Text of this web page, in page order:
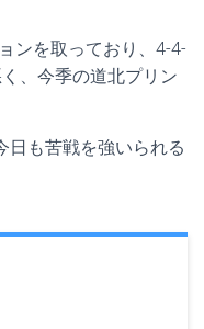
ンを取っており、4-4-
、今季の道北プリン
日も苦戦を強いられる